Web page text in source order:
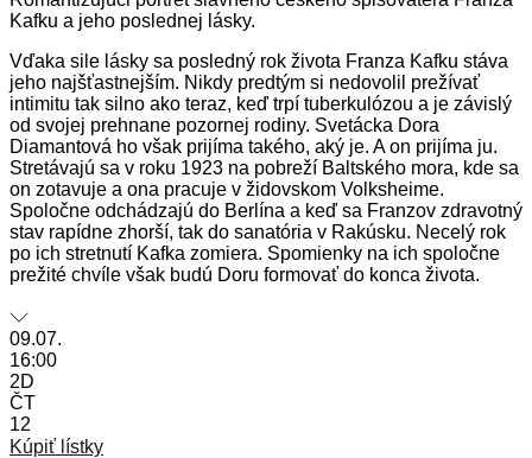
Kafku a jeho poslednej lásky.
Vďaka sile lásky sa posledný rok života Franza Kafku stáva
jeho najšťastnejším. Nikdy predtým si nedovolil prežívať
intimitu tak silno ako teraz, keď trpí tuberkulózou a je závislý
od svojej prehnane pozornej rodiny. Svetácka Dora
Diamantová ho však prijíma takého, aký je. A on prijíma ju.
Stretávajú sa v roku 1923 na pobreží Baltského mora, kde sa
on zotavuje a ona pracuje v židovskom Volksheime.
Spoločne odchádzajú do Berlína a keď sa Franzov zdravotný
stav rapídne zhorší, tak do sanatória v Rakúsku. Necelý rok
po ich stretnutí Kafka zomiera. Spomienky na ich spoločne
prežité chvíle však budú Doru formovať do konca života.
09.07.
16:00
2D
ČT
12
Kúpiť lístky